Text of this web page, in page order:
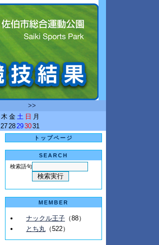
>>
木 金 土 日 月
2728293031
トップページ
SEARCH
検索語句
MEMBER
ナックル王子 （88）
とち丸 （522）